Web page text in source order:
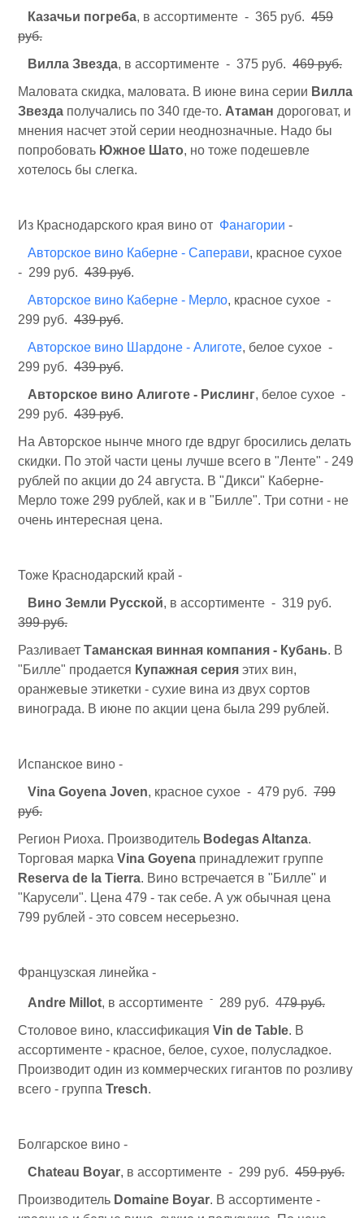
Казачьи погреба, в ассортименте - 365 руб. 459
руб.
Вилла Звезда, в ассортименте - 375 руб. 469 руб.
Маловата скидка, маловата. В июне вина серии Вилла
Звезда получались по 340 где-то. Атаман дороговат, и
мнения насчет этой серии неоднозначные. Надо бы
попробовать Южное Шато, но тоже подешевле
хотелось бы слегка.
Из Краснодарского края вино от Фанагории -
Авторское вино Каберне - Саперави, красное сухое
- 299 руб. 439 руб.
Авторское вино Каберне - Мерло, красное сухое -
299 руб. 439 руб.
Авторское вино Шардоне - Алиготе, белое сухое -
299 руб. 439 руб.
Авторское вино Алиготе - Рислинг, белое сухое -
299 руб. 439 руб.
На Авторское нынче много где вдруг бросились делать
скидки. По этой части цены лучше всего в "Ленте" - 249
рублей по акции до 24 августа. В "Дикси" Каберне-
Мерло тоже 299 рублей, как и в "Билле". Три сотни - не
очень интересная цена.
Тоже Краснодарский край -
Вино Земли Русской, в ассортименте - 319 руб.
399 руб.
Разливает Таманская винная компания - Кубань. В
"Билле" продается Купажная серия этих вин,
оранжевые этикетки - сухие вина из двух сортов
винограда. В июне по акции цена была 299 рублей.
Испанское вино -
Vina Goyena Joven, красное сухое - 479 руб. 799
руб.
Регион Риоха. Производитель Bodegas Altanza.
Торговая марка Vina Goyena принадлежит группе
Reserva de la Tierra. Вино встречается в "Билле" и
"Карусели". Цена 479 - так себе. А уж обычная цена
799 рублей - это совсем несерьезно.
Французская линейка -
Andre Millot, в ассортименте - 289 руб. 479 руб.
Столовое вино, классификация Vin de Table. В
ассортименте - красное, белое, сухое, полусладкое.
Производит один из коммерческих гигантов по розливу
всего - группа Tresch.
Болгарское вино -
Chateau Boyar, в ассортименте - 299 руб. 459 руб.
Производитель Domaine Boyar. В ассортименте -